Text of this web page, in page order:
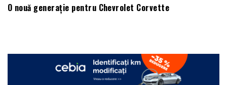
O nouă generație pentru Chevrolet Corvette